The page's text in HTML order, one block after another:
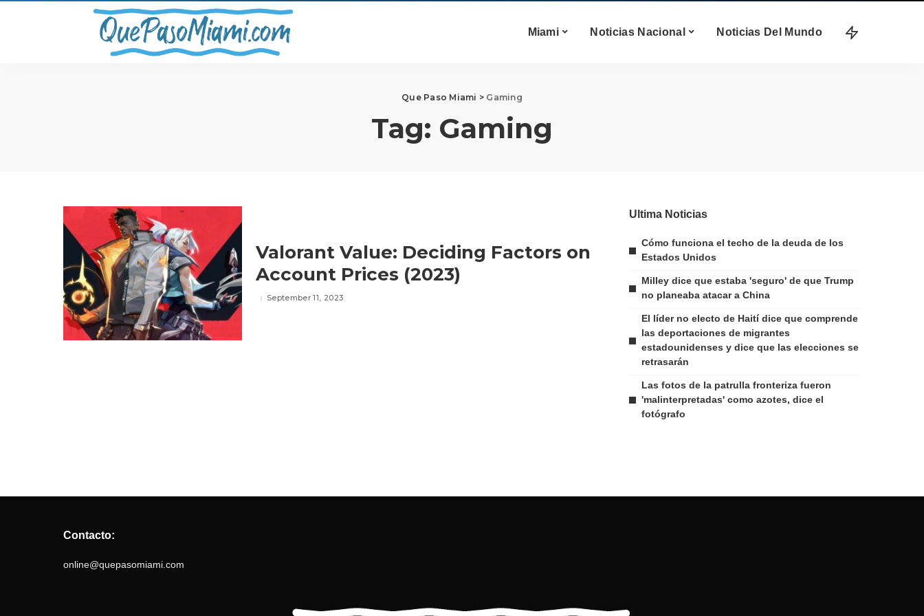
Miami Noticias Nacional Noticias Del Mundo
Que Paso Miami > Gaming
Tag: Gaming
Valorant Value: Deciding Factors on
Account Prices (2023)
September 11, 2023
Ultima Noticias
Cómo funciona el techo de la deuda de los
Estados Unidos
Milley dice que estaba 'seguro' de que Trump
no planeaba atacar a China
El líder no electo de Haití dice que comprende
las deportaciones de migrantes
estadounidenses y dice que las elecciones se
retrasarán
Las fotos de la patrulla fronteriza fueron
'malinterpretadas' como azotes, dice el
fotógrafo
Contacto:
online@quepasomiami.com